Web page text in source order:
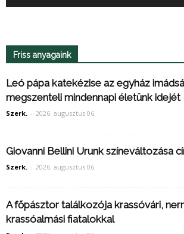
Friss anyagaink
Leó pápa katekézise az egyház
megszenteli mindennapi életünk idejét
Szerk. - 2026. augusztus 06.
Giovanni Bellini Urunk színeváltozása
Szerk. - 2026. augusztus 06.
A főpásztor találkozója krassóvári,
krassóalmási fiatalokkal